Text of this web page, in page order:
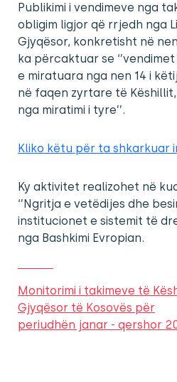
Publikimi i vendimeve nga
obligim ligjor që rrjedh nga
Gjyqësor, konkretisht në
ka përcaktuar se
e miratuara nga nen 14 i
në faqen zyrtare të
nga miratimi i tyre’’.
Kliko këtu për ta shkarkuar
Ky aktivitet realizohet në
‘’Ngritja e vetëdijes dhe
institucionet e sistemit të
nga Bashkimi Evropian.
Monitorimi i takimeve të
Gjyqësor të Kosovës për
periudhën janar - qershor